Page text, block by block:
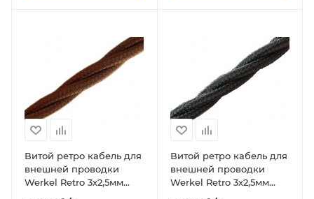
Витой ретро кабель для
внешней проводки
Werkel Retro 3х2,5мм
коричневый
Витой ретро кабель для
внешней проводки
Werkel Retro 3х2,5мм